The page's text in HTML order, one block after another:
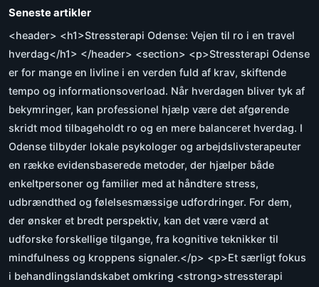
Seneste artikler
<header> <h1>Stressterapi Odense: Vejen til ro i en travel
hverdag</h1> </header> <section> <p>Stressterapi Odense
er for mange en livline i en verden fuld af krav, skiftende
tempo og informationsoverload. Når hverdagen bliver tyk af
bekymringer, kan professionel hjælp være det afgørende
skridt mod tilbageholdt ro og en mere balanceret hverdag. I
Odense tilbyder lokale psykologer og arbejdslivsterapeuter
en række evidensbaserede metoder, der hjælper både
enkeltpersoner og familier med at håndtere stress,
udbrændthed og følelsesmæssige udfordringer. For dem,
der ønsker et bredt perspektiv, kan det være værd at
udforske forskellige tilgange, fra kognitive teknikker til
mindfulness og kroppens signaler.</p> <p>Et særligt fokus
i behandlingslandskabet omkring <strong>stressterapi